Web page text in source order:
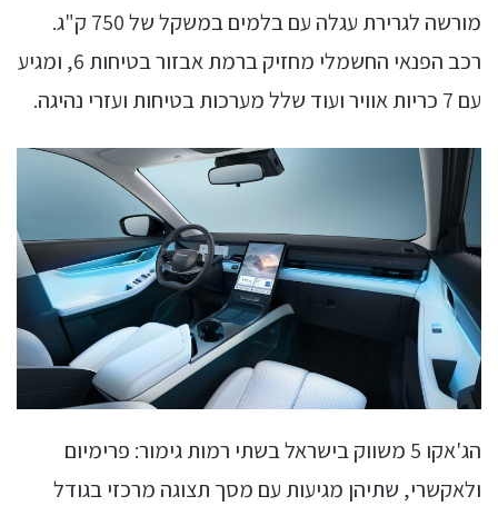
מורשה לגרירת עגלה עם בלמים במשקל של 750 ק"ג.
רכב הפנאי החשמלי מחזיק ברמת אבזור בטיחות 6, ומגיע
עם 7 כריות אוויר ועוד שלל מערכות בטיחות ועזרי נהיגה.
הג'אקו 5 משווק בישראל בשתי רמות גימור: פרימיום
ולאקשרי, שתיהן מגיעות עם מסך תצוגה מרכזי בגודל